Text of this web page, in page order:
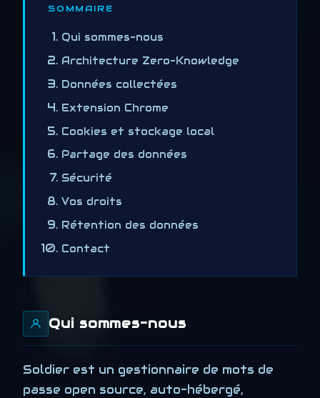
SOMMAIRE
Qui sommes-nous
Architecture Zero-Knowledge
Données collectées
Extension Chrome
Cookies et stockage local
Partage des données
Sécurité
Vos droits
Rétention des données
Contact
Qui sommes-nous
Soldier est un gestionnaire de mots de
passe open source, auto-hébergé,